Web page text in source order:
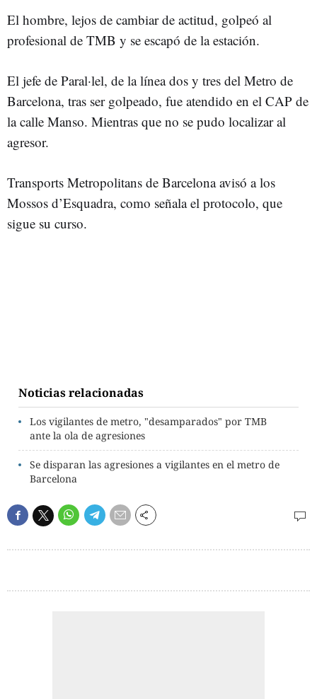
El hombre, lejos de cambiar de actitud, golpeó al
profesional de TMB y se escapó de la estación.
El jefe de Paral·lel, de la línea dos y tres del Metro de
Barcelona, tras ser golpeado, fue atendido en el CAP de
la calle Manso. Mientras que no se pudo localizar al
agresor.
Transports Metropolitans de Barcelona avisó a los
Mossos d’Esquadra, como señala el protocolo, que
sigue su curso.
Noticias relacionadas
Los vigilantes de metro, "desamparados" por TMB
ante la ola de agresiones
Se disparan las agresiones a vigilantes en el metro de
Barcelona